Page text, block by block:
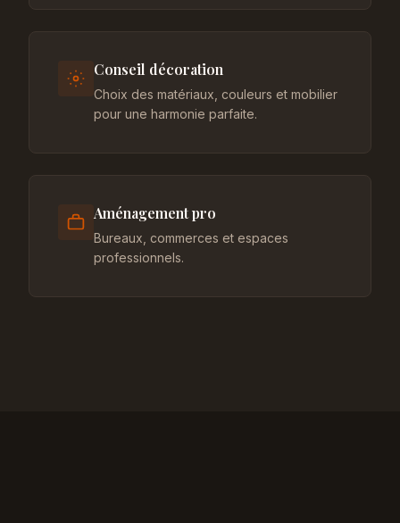
Conseil décoration
Choix des matériaux, couleurs et mobilier
pour une harmonie parfaite.
Aménagement pro
Bureaux, commerces et espaces
professionnels.